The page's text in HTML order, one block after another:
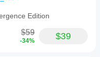
Edition
$59
-34% $39